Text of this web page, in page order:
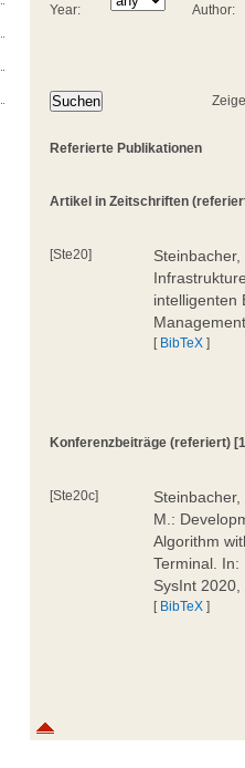
Year: Author:
Referierte Publikationen
Artikel in Zeitschriften
[Ste20]
intelligenten
[ BibTeX ]
Konferenzbeiträge (referiert)
[Ste20c]
M.:
Algorithm
Terminal.
SysInt
[ BibTeX ]